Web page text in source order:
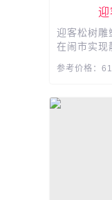
迎客松树
在闹市实现
给你安然淡
参考价格：